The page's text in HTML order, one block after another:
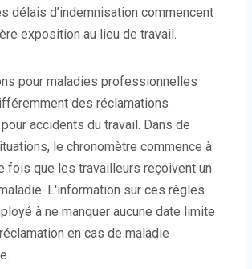
délais d’indemnisation commencent
exposition au lieu de travail.
pour maladies professionnelles
des réclamations
accidents du travail. Dans de
le chronomètre commence à
fois que les travailleurs reçoivent un
L'information sur ces règles
à ne manquer aucune date limite
en cas de maladie